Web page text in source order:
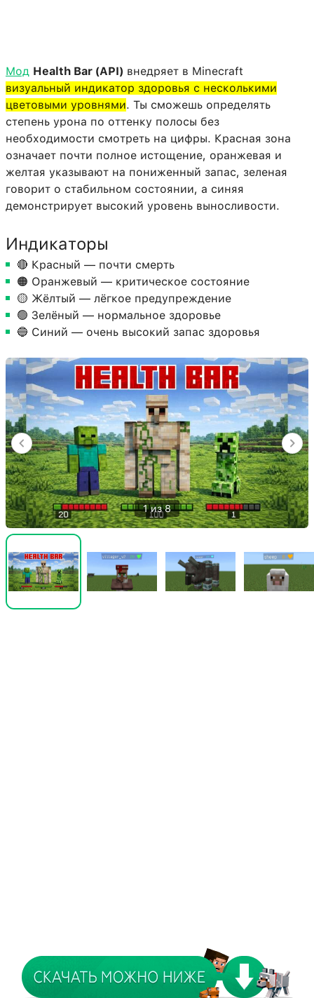
Мод Health Bar (API) внедряет в Minecraft
визуальный индикатор здоровья с несколькими
цветовыми уровнями. Ты сможешь определять
степень урона по оттенку полосы без
необходимости смотреть на цифры. Красная зона
означает почти полное истощение, оранжевая и
желтая указывают на пониженный запас, зеленая
говорит о стабильном состоянии, а синяя
демонстрирует высокий уровень выносливости.
Индикаторы
🔴 Красный — почти смерть
🟠 Оранжевый — критическое состояние
🟡 Жёлтый — лёгкое предупреждение
🟢 Зелёный — нормальное здоровье
🔵 Синий — очень высокий запас здоровья
1 из 8